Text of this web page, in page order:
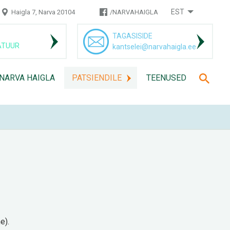
EST
Haigla 7, Narva 20104 /NARVAHAIGLA
TAGASISIDE
kantselei@narvahaigla.ee
HAIGLA PATSIENDILE TEENUSED